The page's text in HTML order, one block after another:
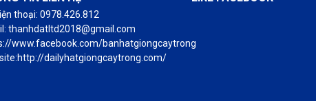
thoại: 0978.426.812
thanhdatltd2018@gmail.com
www.facebook.com/banhatgiongcaytrong
dailyhatgiongcaytrong.com/